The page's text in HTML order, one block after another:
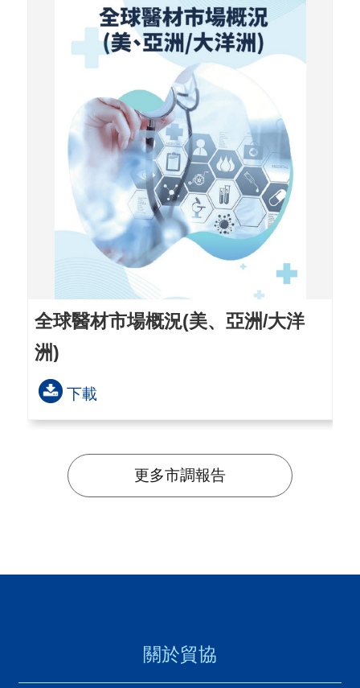
全球醫材市場概況(美、亞洲/大洋
洲)
下載
更多市調報告
關於貿協